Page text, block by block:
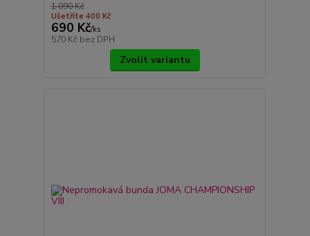
1 090 Kč
Ušetříte 400 Kč
690 Kč/ks
570 Kč bez DPH
Zvolit variantu